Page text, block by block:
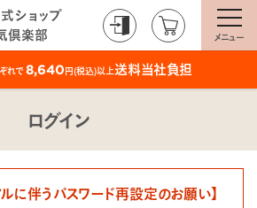
ショップ
倶楽部
メニュー
れで8,640円(税込)以上送料当社負担
ログイン
ルに伴うパスワード再設定のお願い】